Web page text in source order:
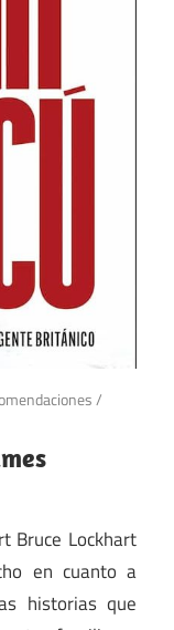
/
Bruce Lockhart
en cuanto a
historias que